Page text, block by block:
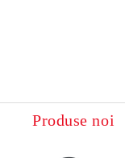
Produse noi